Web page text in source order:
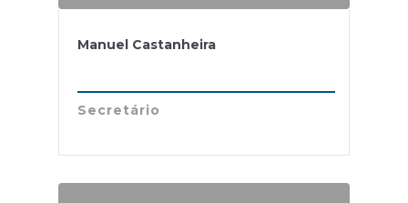
Manuel Castanheira
Secretário